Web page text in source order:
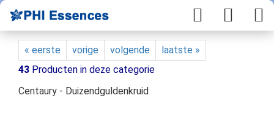
« eerste vorige volgende
laatste »
43 Producten in deze categorie
Centaury - Duizendguldenkruid